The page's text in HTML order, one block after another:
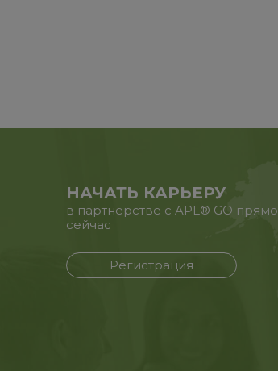
НАЧАТЬ КАРЬЕРУ
в партнерстве с APL® GO прямо
сейчас
Регистрация